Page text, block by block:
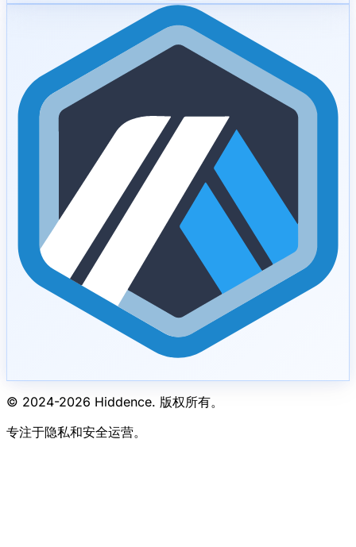
© 2024-2026 Hiddence. 版权所有。
专注于隐私和安全运营。